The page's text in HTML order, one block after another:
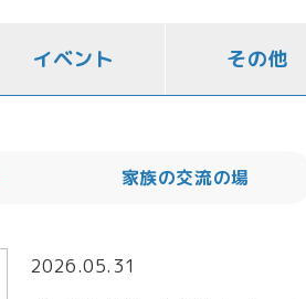
イベント その他
家族の交流の場
2026.05.31